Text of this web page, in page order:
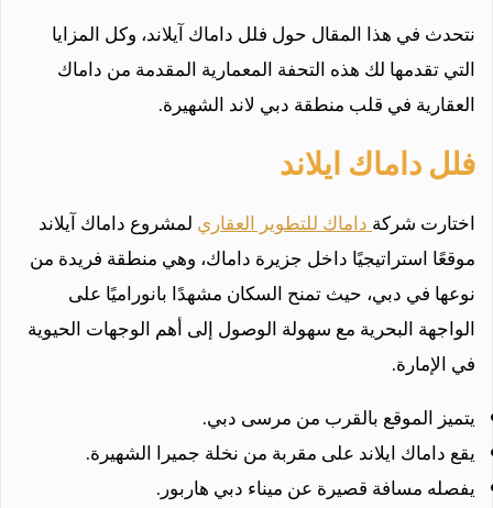
نتحدث في هذا المقال حول فلل داماك آيلاند، وكل المزايا
التي تقدمها لك هذه التحفة المعمارية المقدمة من داماك
العقارية في قلب منطقة دبي لاند الشهيرة.
فلل داماك ايلاند
اختارت شركةداماك للتطوير العقاريلمشروع داماك آيلاند
موقعًا استراتيجيًا داخل جزيرة داماك، وهي منطقة فريدة من
نوعها في دبي، حيث تمنح السكان مشهدًا بانوراميًا على
الواجهة البحرية مع سهولة الوصول إلى أهم الوجهات الحيوية
في الإمارة.
يتميز الموقع بالقرب من مرسى دبي.
يقع داماك ايلاند على مقربة من نخلة جميرا الشهيرة.
يفصله مسافة قصيرة عن ميناء دبي هاربور.